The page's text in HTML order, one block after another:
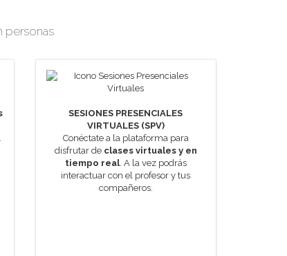
personas
SESIONES PRESENCIALES
VIRTUALES (SPV)
Conéctate a la plataforma para
disfrutar de clases virtuales y en
tiempo real. A la vez podrás
interactuar con el profesor y tus
compañeros.